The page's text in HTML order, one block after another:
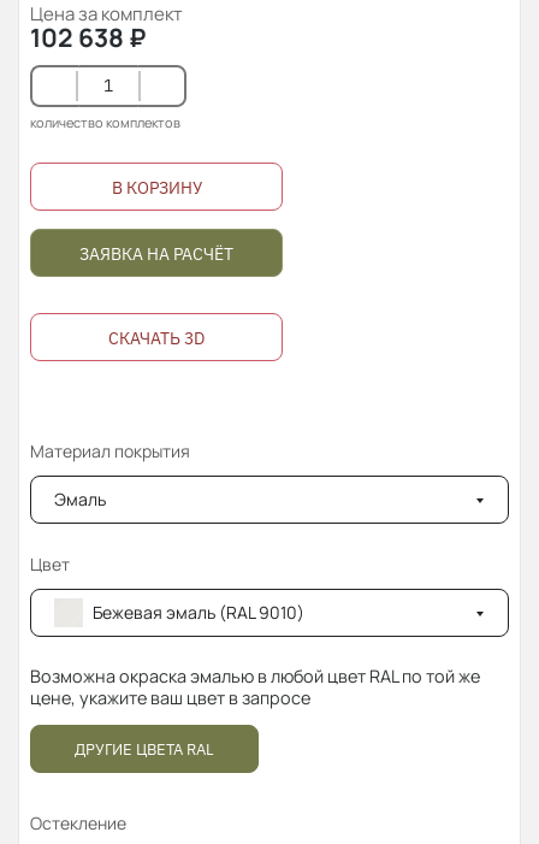
Цена за комплект
102 638 ₽
количество комплектов
В КОРЗИНУ
ЗАЯВКА НА РАСЧЁТ
СКАЧАТЬ 3D
Материал покрытия
Эмаль
Цвет
Бежевая эмаль (RAL 9010)
Возможна окраска эмалью в любой цвет RAL по той же
цене, укажите ваш цвет в запросе
ДРУГИЕ ЦВЕТА RAL
Остекление